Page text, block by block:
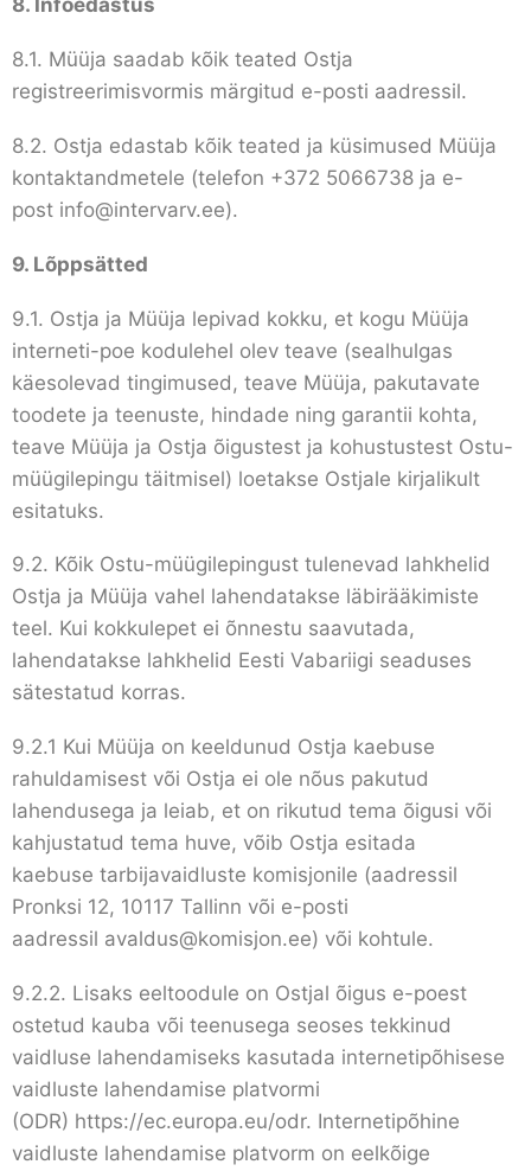
8. Infoedastus
8.1. Müüja saadab kõik teated Ostja
registreerimisvormis märgitud e-posti aadressil.
8.2. Ostja edastab kõik teated ja küsimused Müüja
kontaktandmetele (telefon +372 5066738 ja e-
post info@intervarv.ee).
9. Lõppsätted
9.1. Ostja ja Müüja lepivad kokku, et kogu Müüja
interneti-poe kodulehel olev teave (sealhulgas
käesolevad tingimused, teave Müüja, pakutavate
toodete ja teenuste, hindade ning garantii kohta,
teave Müüja ja Ostja õigustest ja kohustustest Ostu-
müügilepingu täitmisel) loetakse Ostjale kirjalikult
esitatuks.
9.2. Kõik Ostu-müügilepingust tulenevad lahkhelid
Ostja ja Müüja vahel lahendatakse läbirääkimiste
teel. Kui kokkulepet ei õnnestu saavutada,
lahendatakse lahkhelid Eesti Vabariigi seaduses
sätestatud korras.
9.2.1 Kui Müüja on keeldunud Ostja kaebuse
rahuldamisest või Ostja ei ole nõus pakutud
lahendusega ja leiab, et on rikutud tema õigusi või
kahjustatud tema huve, võib Ostja esitada
kaebuse tarbijavaidluste komisjonile (aadressil
Pronksi 12, 10117 Tallinn või e-posti
aadressil avaldus@komisjon.ee) või kohtule.
9.2.2. Lisaks eeltoodule on Ostjal õigus e-poest
ostetud kauba või teenusega seoses tekkinud
vaidluse lahendamiseks kasutada internetipõhisese
vaidluste lahendamise platvormi
(ODR) https://ec.europa.eu/odr. Internetipõhine
vaidluste lahendamise platvorm on eelkõige